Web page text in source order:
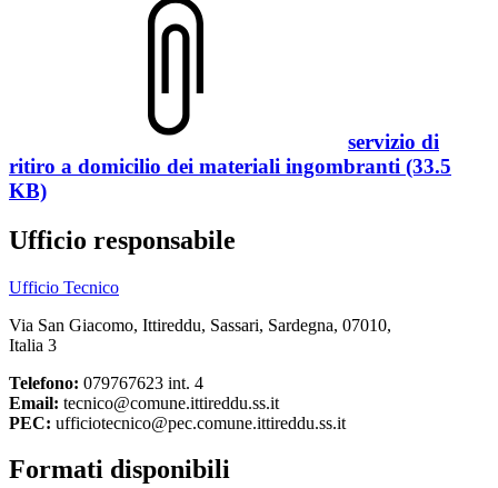
servizio di
ritiro a domicilio dei materiali ingombranti (33.5
KB)
Ufficio responsabile
Ufficio Tecnico
Via San Giacomo, Ittireddu, Sassari, Sardegna, 07010,
Italia 3
Telefono: 079767623 int. 4
Email: tecnico@comune.ittireddu.ss.it
PEC: ufficiotecnico@pec.comune.ittireddu.ss.it
Formati disponibili